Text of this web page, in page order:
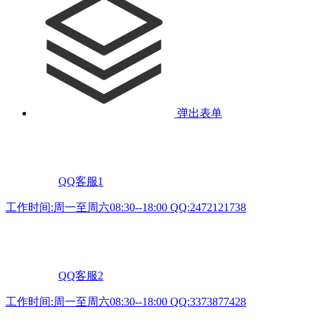
弹出表单
QQ客服1
工作时间:周一至周六08:30--18:00 QQ:2472121738
QQ客服2
工作时间:周一至周六08:30--18:00 QQ:3373877428